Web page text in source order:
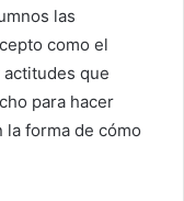
las
como el
que
para hacer
forma de cómo